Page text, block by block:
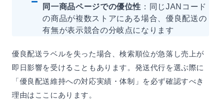
同一商品ページでの優位性 ：同じJANコード
の商品が複数ストアにある場合、優良配送の
有無が表示競合の分岐点になります
優良配送ラベルを失った場合、検索順位が急落し売上が
即日影響を受けることもあります。発送代行を選ぶ際に
「優良配送維持への対応実績・体制」を必ず確認すべき
理由はここにあります。